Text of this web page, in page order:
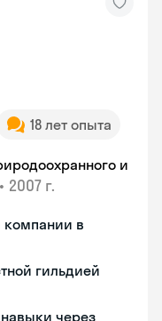
18 лет опыта
и
• 2007 г.
компании в
гильдией
через